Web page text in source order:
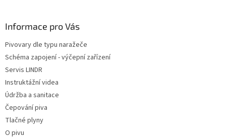
Informace pro Vás
Pivovary dle typu naražeče
Schéma zapojení - výčepní zařízení
Servis LINDR
Instruktážní videa
Údržba a sanitace
Čepování piva
Tlačné plyny
O pivu